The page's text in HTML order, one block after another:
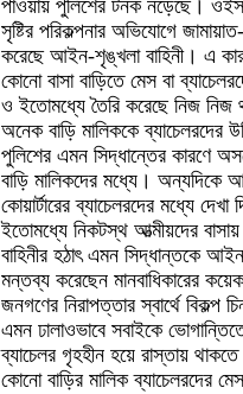
পাওয়ায় পুলিশের টনক নড়েছে।
সৃষ্টির পরিকল্পনার অভিযোগে
করেছে আইন-শৃঙ্খলা বাহিনী। এ
কোনো বাসা বাড়িতে মেস বা
ও ইতোমধ্যে তৈরি করেছে নিজ নিজ
অনেক বাড়ি মালিককে ব্যাচেলরদের
পুলিশের এমন সিদ্ধান্তের কারণে
বাড়ি মালিকদের মধ্যে। অন্যদিকে
কোয়ার্টারের ব্যাচেলরদের মধ্যে
ইতোমধ্যে নিকটস্থ আত্মীয়দের
বাহিনীর হঠাৎ এমন সিদ্ধান্তকে
মন্তব্য করেছেন মানবাধিকারের
জনগণের নিরাপত্তার স্বার্থে বিকল্প
এমন ঢালাওভাবে সবাইকে
ব্যাচেলর গৃহহীন হয়ে রাস্তায়
কোনো বাড়ির মালিক ব্যাচেলরদের